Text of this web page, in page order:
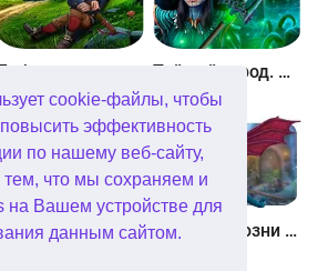
cookie-файлы, чтобы
эффективность
по нашему веб-сайту,
что мы сохраняем и
на Вашем устройстве для
данным сайтом.
Тайный город. Подводное королевство. Коллекционное издание
Загадки Нью-Йорка. Пробуждение. Коллекционное издание Химеры. Козни зла. Коллекционное издание